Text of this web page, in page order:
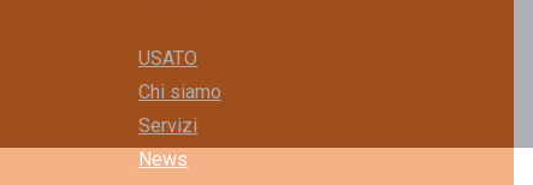
USATO
Chi siamo
Servizi
News